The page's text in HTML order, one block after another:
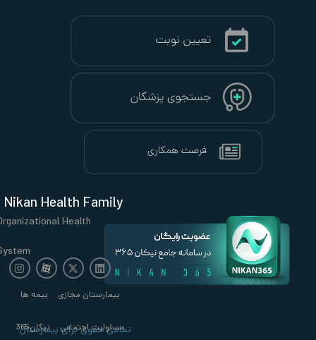
Nikan Health Family
Organizational Health
System
بیمه ها
نیکان365
تمامی حقوق برای بیمارستان